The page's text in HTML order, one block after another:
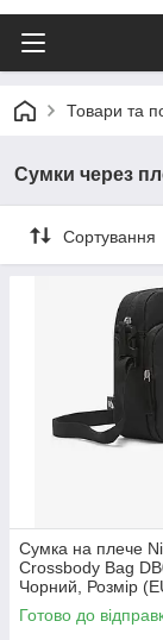
Товари та
Сумки через
Сортування
Сумка на плече
Crossbody Bag
Чорний, Розмір
Готово до